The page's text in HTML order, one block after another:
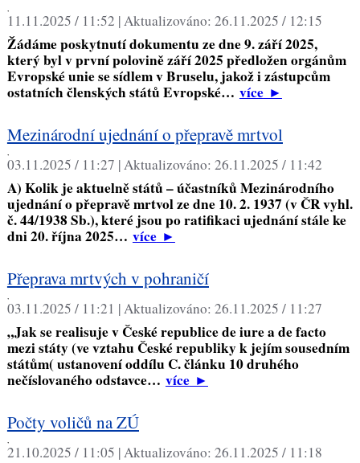
,
11.11.2025 / 11:52 |Aktualizováno: 26.11.2025 / 12:15
Žádáme poskytnutí dokumentu ze dne 9. září 2025,
který byl v první polovině září 2025 předložen orgánům
Evropské unie se sídlem v Bruselu, jakož i zástupcům
ostatních členských států Evropské… více►
Mezinárodní ujednání o přepravě mrtvol
,
03.11.2025 / 11:27 |Aktualizováno: 26.11.2025 / 11:42
A) Kolik je aktuelně států – účastníků Mezinárodního
ujednání o přepravě mrtvol ze dne 10. 2. 1937 (v ČR vyhl.
č. 44/1938 Sb.), které jsou po ratifikaci ujednání stále ke
dni 20. října 2025… více►
Přeprava mrtvých v pohraničí
,
03.11.2025 / 11:21 |Aktualizováno: 26.11.2025 / 11:27
„Jak se realisuje v České republice de iure a de facto
mezi státy (ve vztahu České republiky k jejím sousedním
státům( ustanovení oddílu C. článku 10 druhého
nečíslovaného odstavce… více►
Počty voličů na ZÚ
,
21.10.2025 / 11:05 |Aktualizováno: 26.11.2025 / 11:18